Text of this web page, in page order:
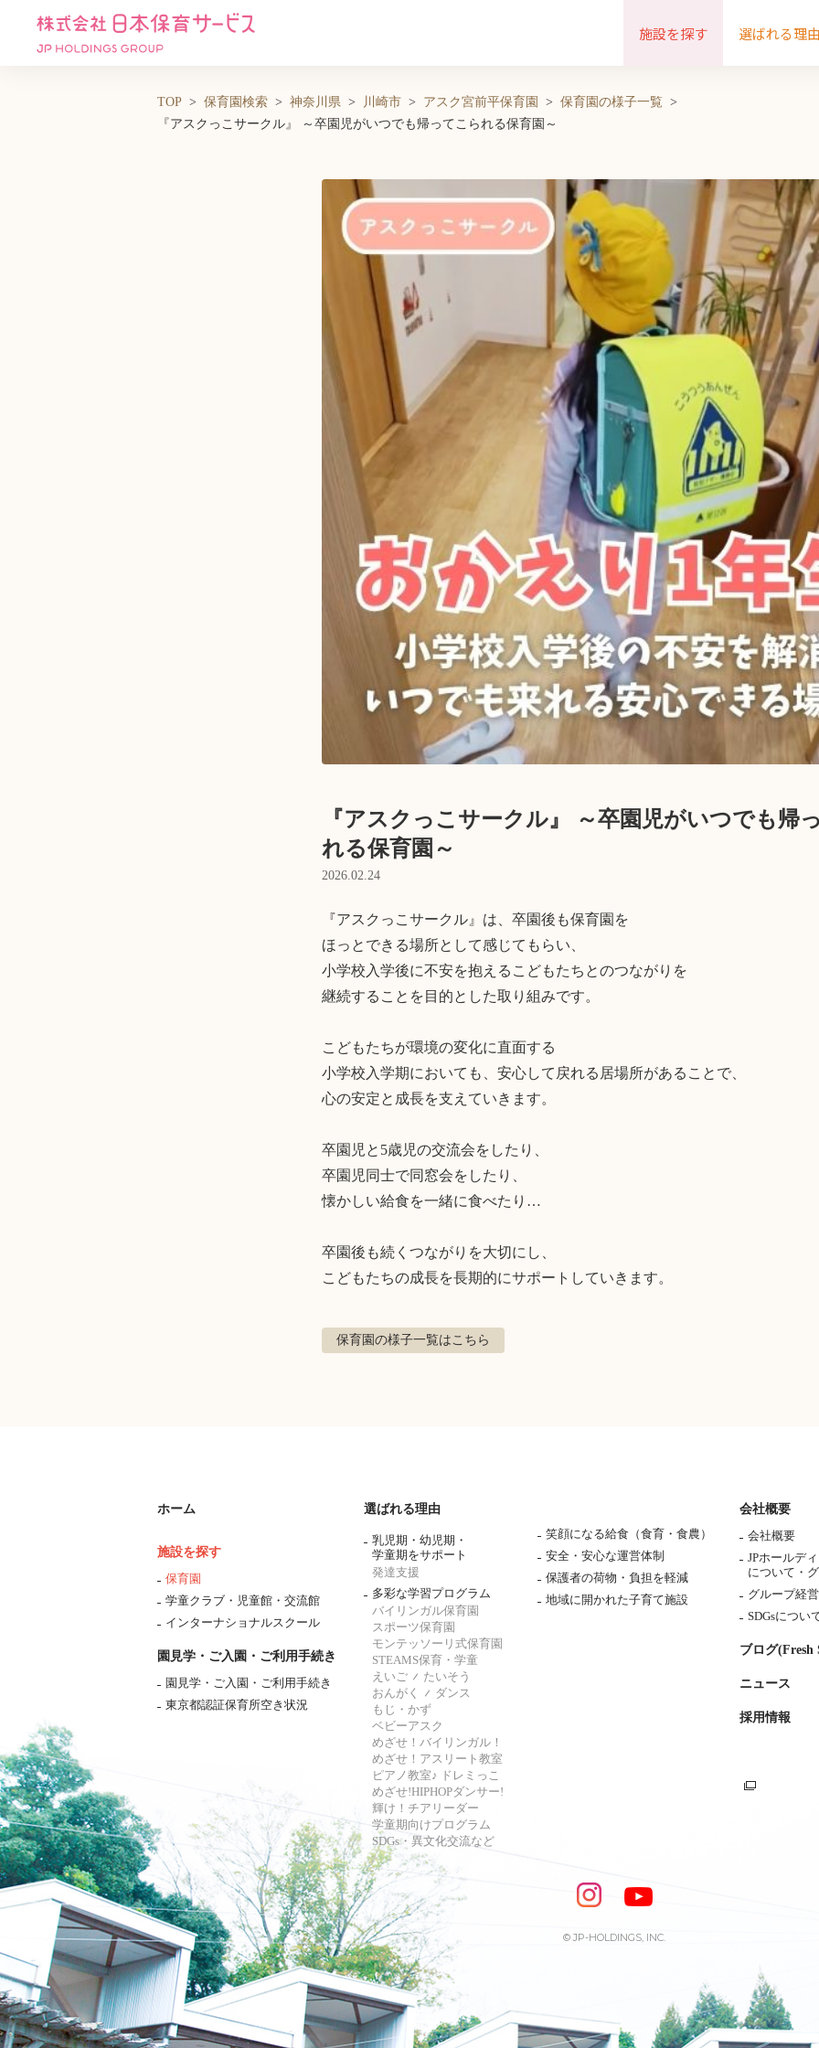
施設を探す 選ばれる理
TOP 保育園検索 神奈川県 川崎市 アスク宮前平保育園
保育園の様子一覧
『アスクっこサークル』 ～卒園児がいつでも帰ってこられる保育園～
『アスクっこサークル』 ～卒園児がいつでも帰
れる保育園～
2026.02.24
『アスクっこサークル』は、卒園後も保育園を
ほっとできる場所として感じてもらい、
小学校入学後に不安を抱えるこどもたちとのつながりを
継続することを目的とした取り組みです。
こどもたちが環境の変化に直面する
小学校入学期においても、安心して戻れる居場所があることで、
心の安定と成長を支えていきます。
卒園児と5歳児の交流会をしたり、
卒園児同士で同窓会をしたり、
懐かしい給食を一緒に食べたり…
卒園後も続くつながりを大切にし、
こどもたちの成長を長期的にサポートしていきます。
保育園の様子一覧はこちら
ホーム
施設を探す
保育園
学童クラブ・児童館・交流館
インターナショナルスクール
園見学・ご入園・ご利用手続き
園見学・ご入園・ご利用手続き
東京都認証保育所空き状況
選ばれる理由
乳児期・幼児期・
学童期をサポート
発達支援
多彩な学習プログラム
バイリンガル保育園
スポーツ保育園
モンテッソーリ式保育園
STEAMS保育・学童
えいご
たいそう
おんがく
ダンス
もじ・かず
ベビーアスク
めざせ！バイリンガル！
めざせ！アスリート教室
ピアノ教室♪ ドレミっこ
めざせ!HIPHOPダンサー!
輝け！チアリーダー
学童期向けプログラム
SDGs・異文化交流など
笑顔になる給食（食育・食農）
安全・安心な運営体制
保護者の荷物・負担を軽減
地域に開かれた子育て施設
会社概要
会社概要
JPホールデ
について・
グループ経
SDGsについ
ブログ(Fresh
ニュース
採用情報
© JP-HOLDINGS, INC.